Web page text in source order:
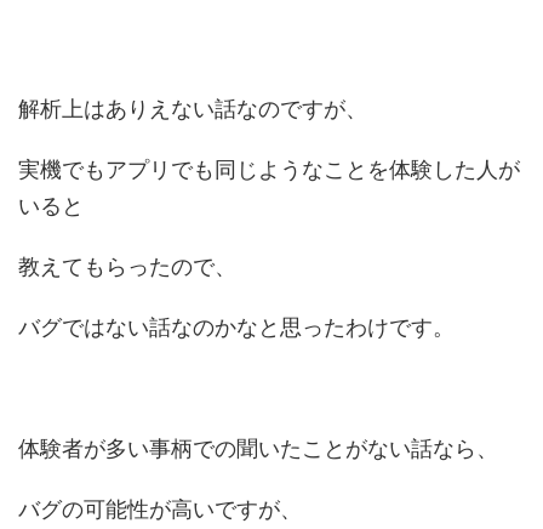
解析上はありえない話なのですが、
実機でもアプリでも同じようなことを体験した人が
いると
教えてもらったので、
バグではない話なのかなと思ったわけです。
体験者が多い事柄での聞いたことがない話なら、
バグの可能性が高いですが、